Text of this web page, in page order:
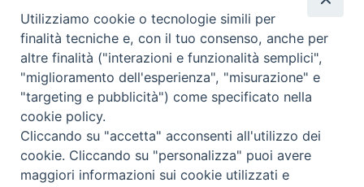
Leggi il gioranle, clicca qui
Condividi…
Gen_Feb2018
Utilizziamo cookie o tecnologie simili per
finalità tecniche e, con il tuo consenso, anche per
altre finalità ("interazioni e funzionalità semplici",
"miglioramento dell'esperienza", "misurazione" e
"targeting e pubblicità") come specificato nella
cookie policy.
Cliccando su "accetta" acconsenti all'utilizzo dei
cookie. Cliccando su "personalizza" puoi avere
maggiori informazioni sui cookie utilizzati e